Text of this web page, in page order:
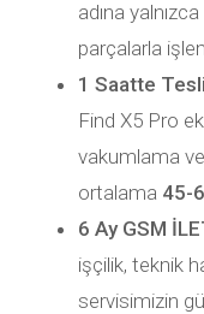
adına
parçalarla
1 Saatte
Find X5 Pro
vakumlama
ortalama 45-
6 Ay GSM
işçilik, teknik
servisimizin